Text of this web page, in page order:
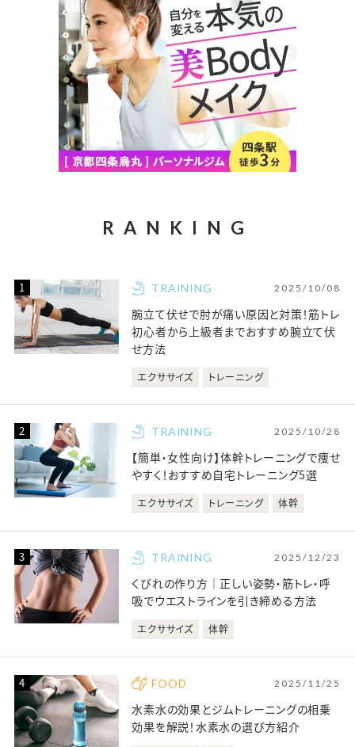
RANKING
TRAINING 2025/10/08
腕立て伏せで肘が痛い原因と対策！筋トレ
初心者から上級者までおすすめ腕立て伏
せ方法
エクササイズ トレーニング
TRAINING 2025/10/28
【簡単・女性向け】体幹トレーニングで痩せ
やすく！おすすめ自宅トレーニング5選
エクササイズ トレーニング 体幹
TRAINING 2025/12/23
くびれの作り方｜正しい姿勢・筋トレ・呼
吸でウエストラインを引き締める方法
エクササイズ 体幹
FOOD 2025/11/25
水素水の効果とジムトレーニングの相乗
効果を解説！水素水の選び方紹介